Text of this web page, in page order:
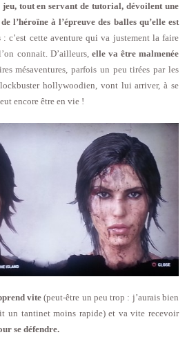
jeu, tout en servant de tutorial, dévoilent une
l’héroïne à l’épreuve des balles qu’elle est
: c’est cette aventure qui va justement la faire
connait. D’ailleurs, elle va être malmenée
mésaventures, parfois un peu tirées par les
hollywoodien, vont lui arriver, à se
encore être en vie !
vite(peut-être un peu trop : j’aurais bien
un tantinet moins rapide) et va vite recevoir
se défendre.